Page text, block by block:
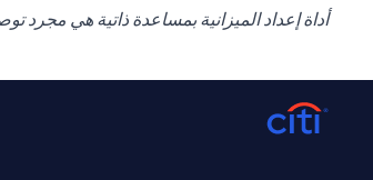
أداة إعداد الميزانية بمساعدة ذاتية هي